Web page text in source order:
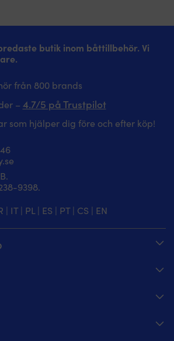
butik inom båttillbehör. Vi
från 800 brands
– 4.7/5 på Trustpilot
som hjälper dig före och efter köp!
9398.
| IT| PL | ES | PT| CS | EN
alla dagar 8 – 20